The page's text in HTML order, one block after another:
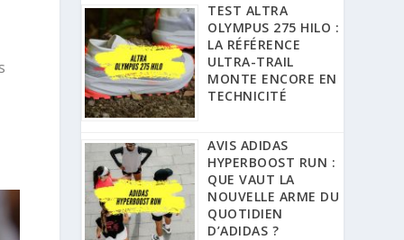
TEST ALTRA
OLYMPUS 275 HILO :
LA RÉFÉRENCE
ULTRA-TRAIL
MONTE ENCORE EN
TECHNICITÉ
AVIS ADIDAS
HYPERBOOST RUN :
QUE VAUT LA
NOUVELLE ARME DU
QUOTIDIEN
D’ADIDAS ?